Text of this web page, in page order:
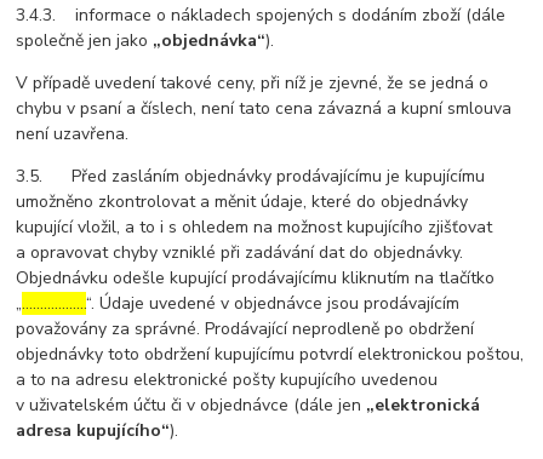
3.4.3. informace o nákladech spojených s dodáním zboží (dále
společně jen jako „objednávka“).
V případě uvedení takové ceny, při níž je zjevné, že se jedná o
chybu v psaní a číslech, není tato cena závazná a kupní smlouva
není uzavřena.
3.5. Před zasláním objednávky prodávajícímu je kupujícímu
umožněno zkontrolovat a měnit údaje, které do objednávky
kupující vložil, a to i s ohledem na možnost kupujícího zjišťovat
a opravovat chyby vzniklé při zadávání dat do objednávky.
Objednávku odešle kupující prodávajícímu kliknutím na tlačítko
„………………“. Údaje uvedené v objednávce jsou prodávajícím
považovány za správné. Prodávající neprodleně po obdržení
objednávky toto obdržení kupujícímu potvrdí elektronickou poštou,
a to na adresu elektronické pošty kupujícího uvedenou
v uživatelském účtu či v objednávce (dále jen „elektronická
adresa kupujícího“).